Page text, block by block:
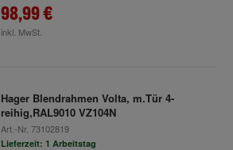
98,99 €
inkl. MwSt.
Hager Blendrahmen Volta, m.Tür 4-
reihig,RAL9010 VZ104N
Art.-Nr. 73102819
Lieferzeit: 1 Arbeitstag